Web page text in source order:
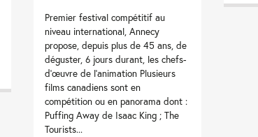
Premier festival compétitif au
niveau international, Annecy
propose, depuis plus de 45 ans, de
déguster, 6 jours durant, les chefs-
d’œuvre de l’animation Plusieurs
films canadiens sont en
compétition ou en panorama dont :
Puffing Away de Isaac King ; The
Tourists...